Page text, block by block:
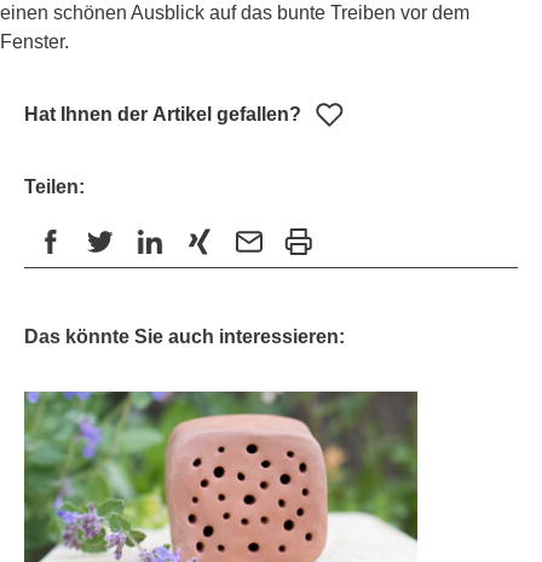
einen schönen Ausblick auf das bunte Treiben vor dem
Fenster.
Hat Ihnen der Artikel gefallen?
Teilen:
Das könnte Sie auch interessieren: